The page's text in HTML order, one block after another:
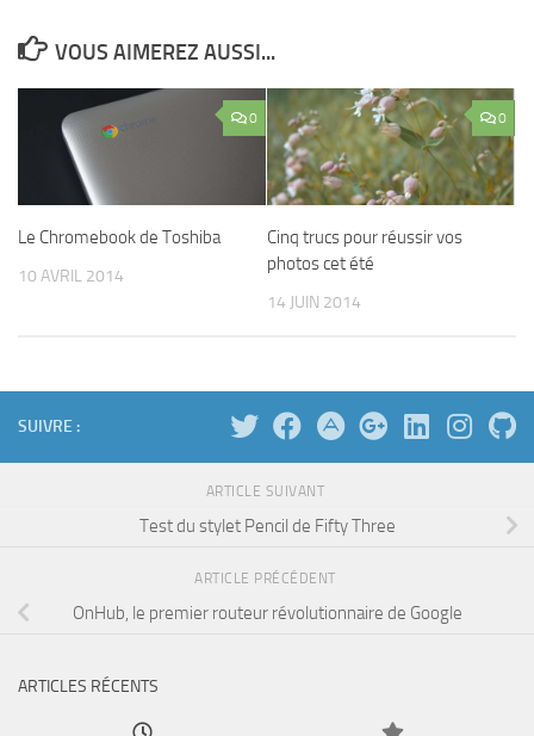
VOUS AIMEREZ AUSSI...
0
Le Chromebook de Toshiba
10 AVRIL 2014
0
Cinq trucs pour réussir vos
photos cet été
14 JUIN 2014
SUIVRE :
ARTICLE SUIVANT
Test du stylet Pencil de Fifty Three
ARTICLE PRÉCÉDENT
OnHub, le premier routeur révolutionnaire de Google
ARTICLES RÉCENTS